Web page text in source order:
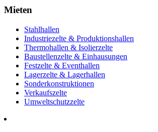
Mieten
Stahlhallen
Industriezelte & Produktionshallen
Thermohallen & Isolierzelte
Baustellenzelte & Einhausungen
Festzelte & Eventhallen
Lagerzelte & Lagerhallen
Sonderkonstruktionen
Verkaufszelte
Umweltschutzzelte